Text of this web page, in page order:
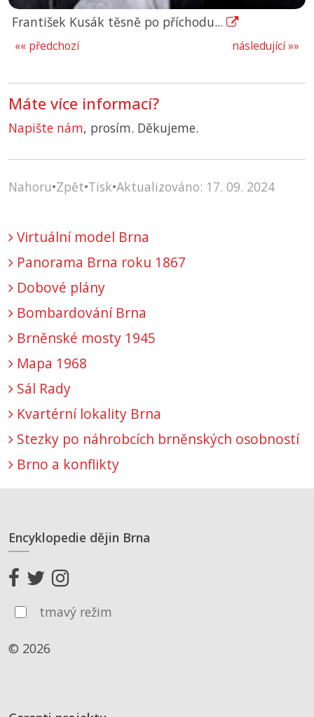
František Kusák těsně po příchodu...
následující »»
«« předchozí
Máte více informací?
Napište nám, prosím. Děkujeme.
Nahoru•Zpět•Tisk•Aktualizováno: 17. 09. 2024
Virtuální model Brna
Panorama Brna roku 1867
Dobové plány
Bombardování Brna
Brněnské mosty 1945
Mapa 1968
Sál Rady
Kvartérní lokality Brna
Stezky po náhrobcích brněnských osobností
Brno a konflikty
Encyklopedie dějin Brna
tmavý režim
© 2026